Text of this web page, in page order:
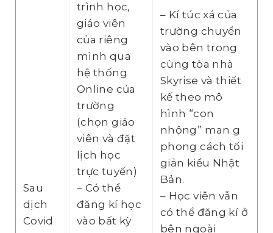
Sau
dịch
Covid
trình học,
giáo viên
của riêng
mình qua
hệ thống
Online của
trường
(chọn giáo
viên và đặt
lịch học
trực tuyến)
– Có thể
đăng kí học
vào bất kỳ
– Kí túc xá của
trường chuyển
vào bên trong
cùng tòa nhà
Skyrise và thiết
kế theo mô
hình “con
nhộng” man g
phong cách tối
giản kiểu Nhật
Bản.
– Học viên vẫn
có thể đăng kí ở
bên ngoài